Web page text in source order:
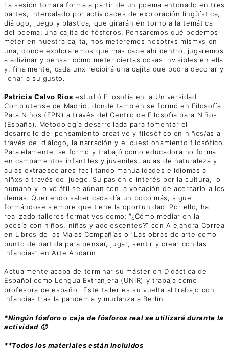
La sesión tomará forma a partir de un poema entonado en tres
partes, intercalado por actividades de exploración lingüística,
diálogo, juego y plástica, que girarán en torno a la temática
del poema: una cajita de fósforos. Pensaremos qué podemos
meter en nuestra cajita, nos meteremos nosotrxs mismxs en
una, donde exploraremos qué más cabe ahí dentro, jugaremos
a adivinar y pensar cómo meter ciertas cosas invisibles en ella
y, finalmente, cada unx recibirá una cajita que podrá decorar y
llenar a su gusto.
Patricia Calvo Ríos estudió Filosofía en la Universidad
Complutense de Madrid, donde también se formó en Filosofía
Para Niños (FPN) a través del Centro de Filosofía para Niños
(España). Metodología desarrollada para fomentar el
desarrollo del pensamiento creativo y filosófico en niños/as a
través del diálogo, la narración y el cuestionamiento filosófico.
Paralelamente, se formó y trabajó como educadora no formal
en campamentos infantiles y juveniles, aulas de naturaleza y
aulas extraescolares facilitando manualidades e idiomas a
niñxs a través del juego. Su pasión e interés por la cultura, lo
humano y lo volátil se aúnan con la vocación de acercarlo a los
demás. Queriendo saber cada día un poco más, sigue
formándose siempre que tiene la oportunidad. Por ello, ha
realizado talleres formativos como: “¿Cómo mediar en la
poesía con niños, niñas y adolescentes?” con Alejandra Correa
en Libros de las Malas Compañías o “Las obras de arte como
punto de partida para pensar, jugar, sentir y crear con las
infancias” en Arte Andarín.
Actualmente acaba de terminar su máster en Didáctica del
Español como Lengua Extranjera (UNIR) y trabaja como
profesora de español. Este taller es su vuelta al trabajo con
infancias tras la pandemia y mudanza a Berlín.
*Ningún fósforo o caja de fósforos real se utilizará durante la
actividad 🙂
**Todos los materiales están incluidos